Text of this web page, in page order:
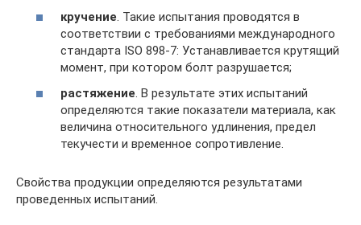
кручение. Такие испытания проводятся в
соответствии с требованиями международного
стандарта ISO 898-7: Устанавливается крутящий
момент, при котором болт разрушается;
растяжение . В результате этих испытаний
определяются такие показатели материала, как
величина относительного удлинения, предел
текучести и временное сопротивление.
Свойства продукции определяются результатами
проведенных испытаний.